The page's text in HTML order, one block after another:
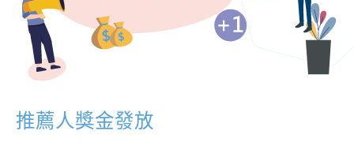
推薦人獎金發放